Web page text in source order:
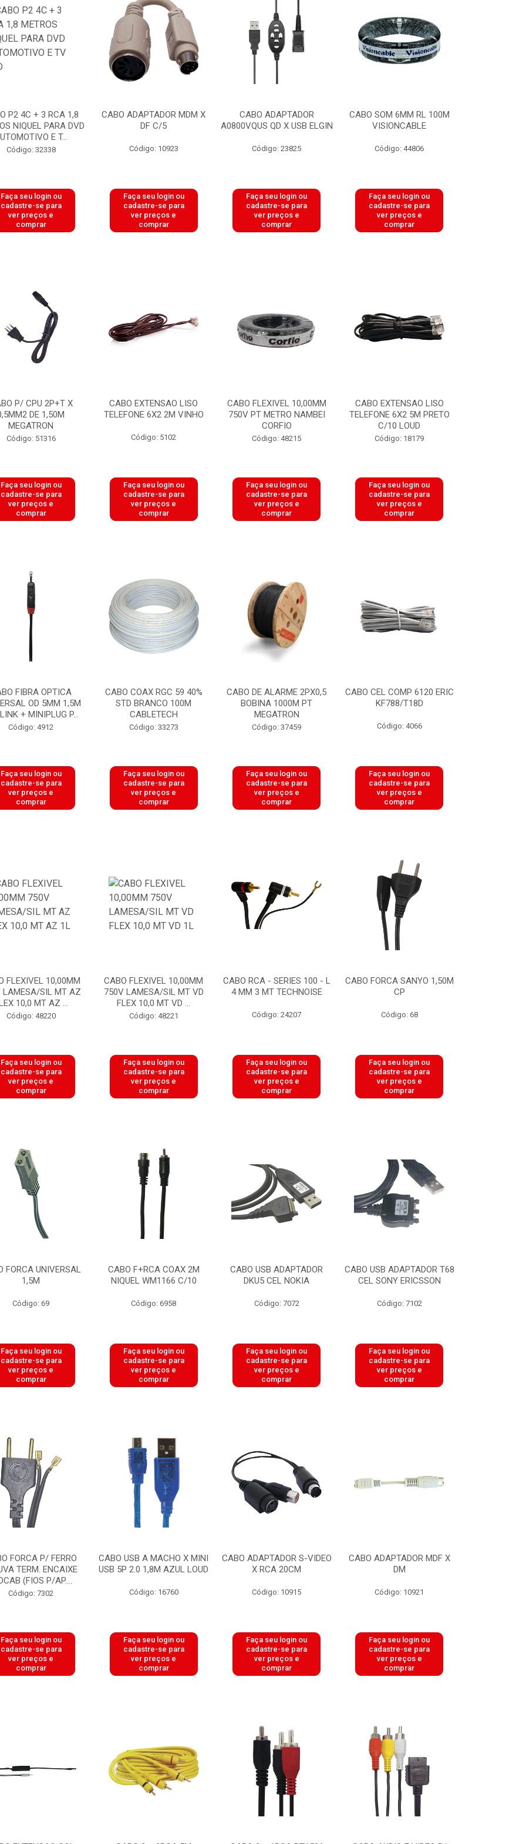
P2 4C + 3 RCA 1,8
NIQUEL PARA DVD
E T...
Código: 32338
Faça seu login ou
cadastre-se para
ver preços e
comprar
CABO ADAPTADOR MDM X
DF C/5
Código: 10923
Faça seu login ou
cadastre-se para
ver preços e
comprar
CABO ADAPTADOR
A0800VQUS QD X USB ELGIN
Código: 23825
Faça seu login ou
cadastre-se para
ver preços e
comprar
CABO SOM 6MM RL 100M
VISIONCABLE
Código: 44806
Faça seu login ou
cadastre-se para
ver preços e
comprar
P/ CPU 2P+T X
DE 1,50M
MEGATRON
Código: 51316
Faça seu login ou
cadastre-se para
ver preços e
comprar
CABO EXTENSAO LISO
TELEFONE 6X2 2M VINHO
Código: 5102
Faça seu login ou
cadastre-se para
ver preços e
comprar
CABO FLEXIVEL 10,00MM
750V PT METRO NAMBEI
CORFIO
Código: 48215
Faça seu login ou
cadastre-se para
ver preços e
comprar
CABO EXTENSAO LISO
TELEFONE 6X2 5M PRETO
C/10 LOUD
Código: 18179
Faça seu login ou
cadastre-se para
ver preços e
comprar
FIBRA OPTICA
OD 5MM 1,5M
+ MINIPLUG P...
Código: 4912
Faça seu login ou
cadastre-se para
ver preços e
comprar
CABO COAX RGC 59 40%
STD BRANCO 100M
CABLETECH
Código: 33273
Faça seu login ou
cadastre-se para
ver preços e
comprar
CABO DE ALARME 2PX0,5
BOBINA 1000M PT
MEGATRON
Código: 37459
Faça seu login ou
cadastre-se para
ver preços e
comprar
CABO CEL COMP 6120 ERIC
KF788/T18D
Código: 4066
Faça seu login ou
cadastre-se para
ver preços e
comprar
FLEXIVEL 10,00MM
LAMESA/SIL MT AZ
10,0 MT AZ ...
Código: 48220
Faça seu login ou
cadastre-se para
ver preços e
comprar
CABO FLEXIVEL 10,00MM
750V LAMESA/SIL MT VD
FLEX 10,0 MT VD ...
Código: 48221
Faça seu login ou
cadastre-se para
ver preços e
comprar
CABO RCA - SERIES 100 - L
4 MM 3 MT TECHNOISE
Código: 24207
Faça seu login ou
cadastre-se para
ver preços e
comprar
CABO FORCA SANYO 1,50M
CP
Código: 68
Faça seu login ou
cadastre-se para
ver preços e
comprar
FORCA UNIVERSAL
1,5M
Código: 69
Faça seu login ou
cadastre-se para
ver preços e
comprar
CABO F+RCA COAX 2M
NIQUEL WM1166 C/10
Código: 6958
Faça seu login ou
cadastre-se para
ver preços e
comprar
CABO USB ADAPTADOR
DKU5 CEL NOKIA
Código: 7072
Faça seu login ou
cadastre-se para
ver preços e
comprar
CABO USB ADAPTADOR T68
CEL SONY ERICSSON
Código: 7102
Faça seu login ou
cadastre-se para
ver preços e
comprar
FORCA P/ FERRO
TERM. ENCAIXE
(FIOS P/AP....
Código: 7302
Faça seu login ou
cadastre-se para
ver preços e
comprar
CABO USB A MACHO X MINI
USB 5P 2.0 1,8M AZUL LOUD
Código: 16760
Faça seu login ou
cadastre-se para
ver preços e
comprar
CABO ADAPTADOR S-VIDEO
X RCA 20CM
Código: 10915
Faça seu login ou
cadastre-se para
ver preços e
comprar
CABO ADAPTADOR MDF X
DM
Código: 10921
Faça seu login ou
cadastre-se para
ver preços e
comprar